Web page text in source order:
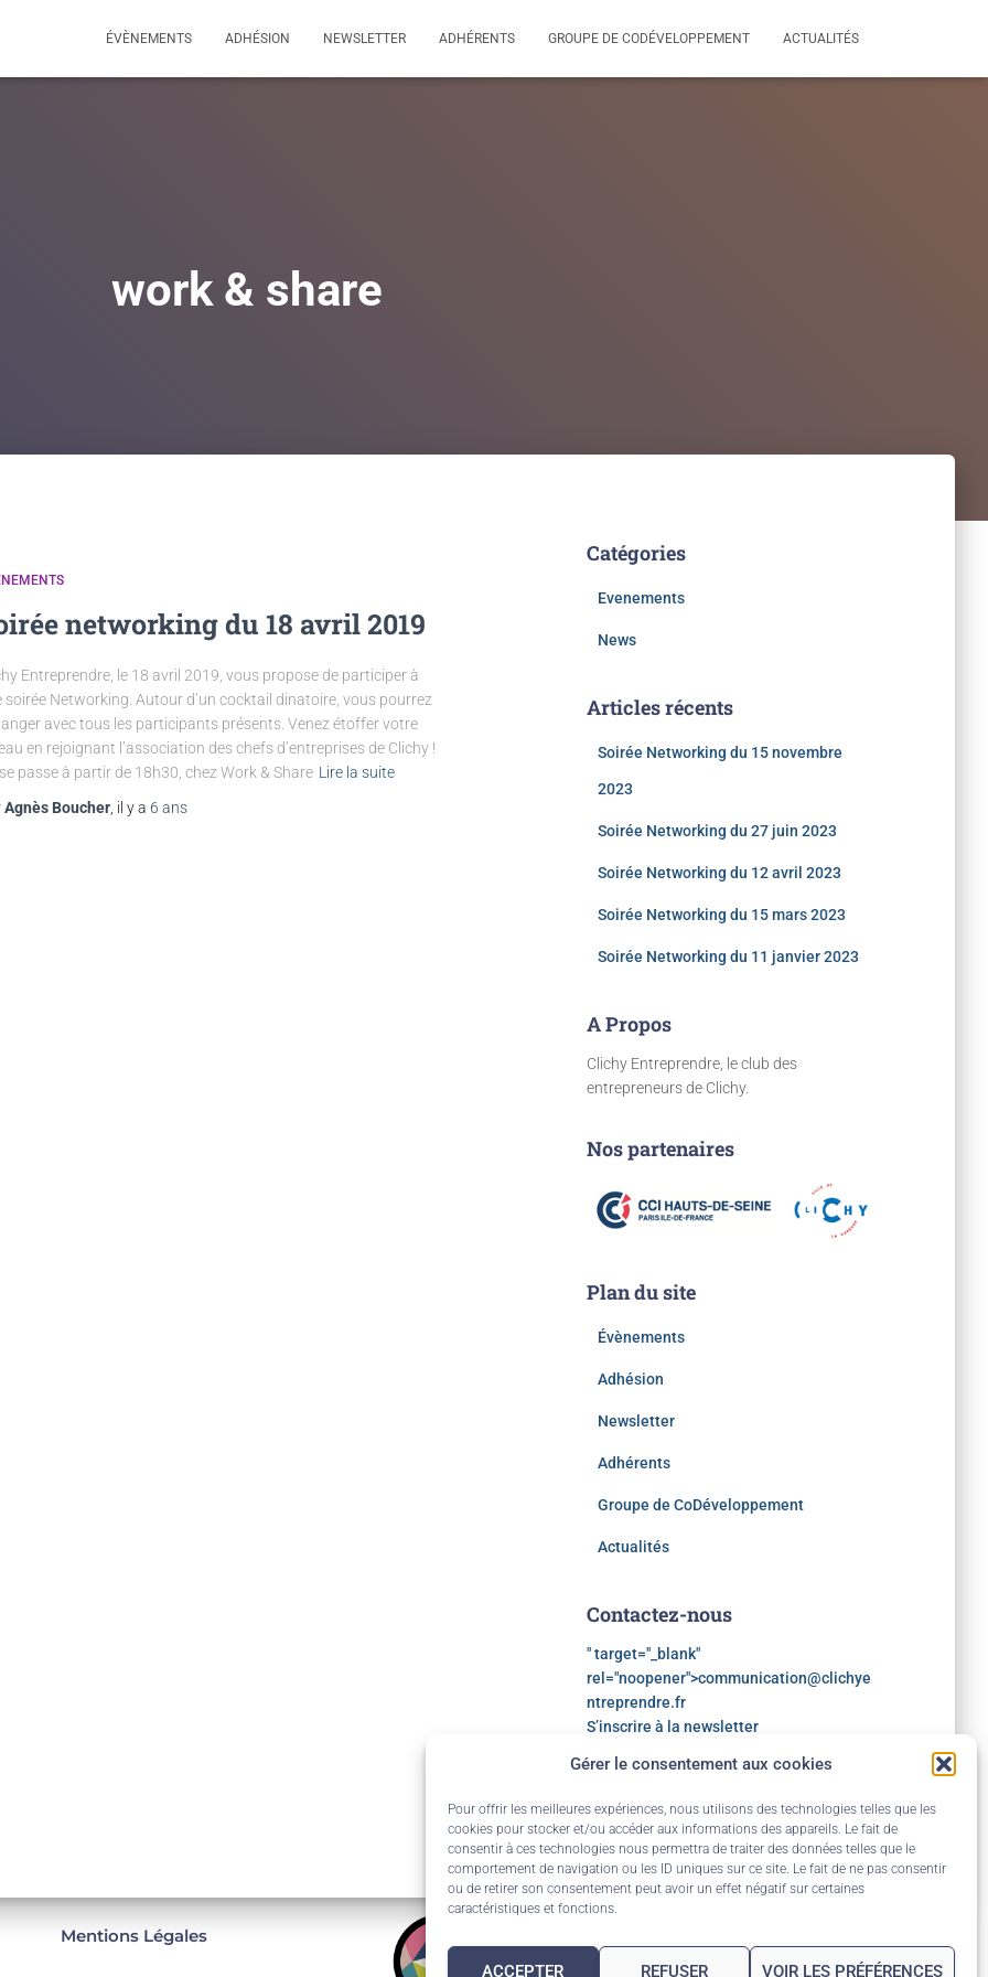
Gérer le consentement aux cookies
Pour offrir les meilleures expériences, nous utilisons des technologies telles que les
cookies pour stocker et/ou accéder aux informations des appareils. Le fait de
consentir à ces technologies nous permettra de traiter des données telles que le
comportement de navigation ou les ID uniques sur ce site. Le fait de ne pas consentir
ou de retirer son consentement peut avoir un effet négatif sur certaines
caractéristiques et fonctions.
ACCEPTER REFUSER VOIR LES PRÉFÉRENCES
wp-config.phpon line108
ÉVÈNEMENTS ADHÉSION NEWSLETTER ADHÉRENTS GROUPE DE CODÉVELOPPEMENT ACTUALITÉS
work & share
networking du 18 avril 2019
Entreprendre, le 18 avril 2019, vous propose de participer à
soirée Networking. Autour d’un cocktail dinatoire, vous pourrez
avec tous les participants présents. Venez étoffer votre
en rejoignant l’association des chefs d’entreprises de Clichy !
passe à partir de 18h30, chez Work & Share Lire la suite
Agnès Boucher , il y a 6 ans
Catégories
Evenements
News
Articles récents
Soirée Networking du 15 novembre
2023
Soirée Networking du 27 juin 2023
Soirée Networking du 12 avril 2023
Soirée Networking du 15 mars 2023
Soirée Networking du 11 janvier 2023
A Propos
Clichy Entreprendre, le club des
entrepreneurs de Clichy.
Nos partenaires
Plan du site
Évènements
Adhésion
Newsletter
Adhérents
Groupe de CoDéveloppement
Actualités
Contactez-nous
" target="_blank"
rel="noopener">communication@clichye
ntreprendre.fr
S’inscrire à la newsletter
Mentions Légales